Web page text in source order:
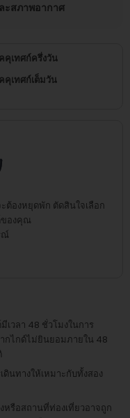
ะสภาพอากาศ
คุเทศก์ครึ่งวัน
คุเทศก์เต็มวัน
ต้องหยุดพัก ตัดสินใจเลือก
ของคุณ
ณ์
เวลา 48 ชั่วโมงในการ
กไกด์ไม่ยินยอมภายใน 48
นทางให้เหมาะกับทั้งสอง
หรือสถานที่ท่องเที่ยวอาจถูก